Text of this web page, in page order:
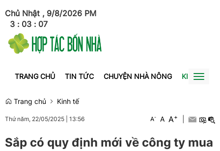
Chủ Nhật , 9/8/2026
3 : 03 : 07
PM
TRANG CHỦ TIN TỨC CHUYỆN NHÀ NÔNG KINH TẾToggle
Trang chủ
Kinh tế
Thứ năm, 22/05/2025 13:56 A- A A+
Sắp có quy định mới về công ty mua